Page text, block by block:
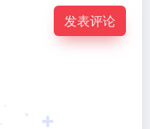
发表评论